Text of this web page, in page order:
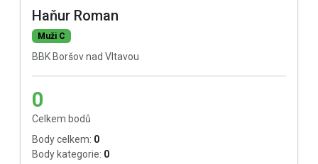
Haňur Roman
Muži C
BBK Boršov nad Vltavou
0
Celkem bodů
Body celkem: 0
Body kategorie: 0